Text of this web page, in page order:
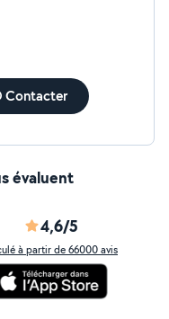
Contacter
évaluent
4,6/5
à partir de 66000 avis